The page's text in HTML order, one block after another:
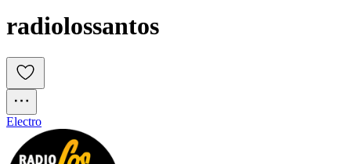
radiolossantos
Electro